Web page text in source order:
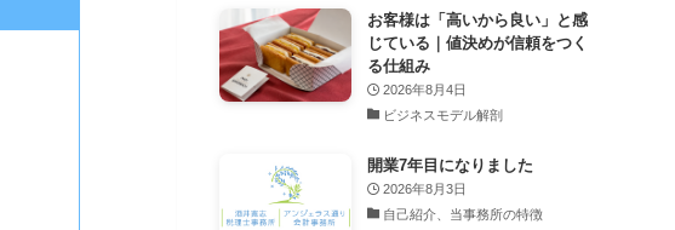
お客様は「高いから良い」と感
じている｜値決めが信頼をつく
る仕組み
2026年8月4日
ビジネスモデル解剖
開業7年目になりました
2026年8月3日
自己紹介、当事務所の特徴